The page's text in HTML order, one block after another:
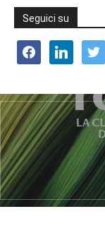
Seguici su
facebooklinkedin twitter